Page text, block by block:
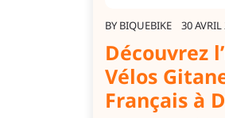
BY BIQUEBIKE 30
Découvrez
Vélos
Français à